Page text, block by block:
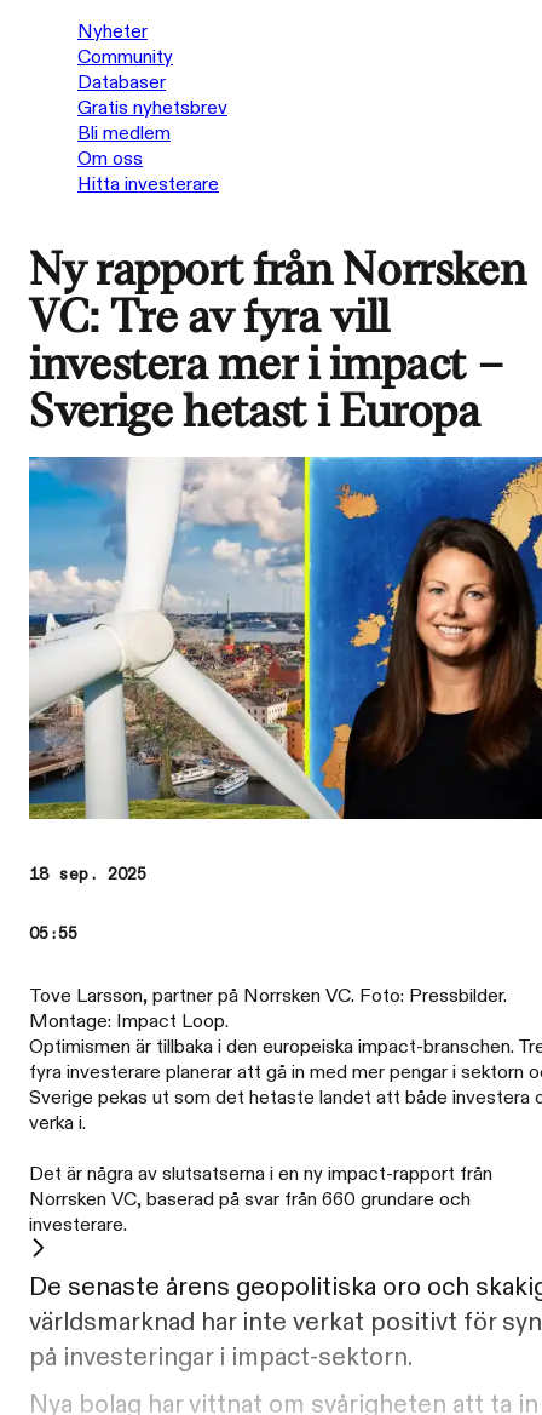
Nyheter
Community
Databaser
Gratis nyhetsbrev
Bli medlem
Om oss
Hitta investerare
Ny rapport från Norrsken
VC: Tre av fyra vill
investera mer i impact –
Sverige hetast i Europa
18 sep. 2025
05:55
Tove Larsson, partner på Norrsken VC. Foto: Pressbilder.
Montage: Impact Loop.
Optimismen är tillbaka i den europeiska impact-branschen.
fyra investerare planerar att gå in med mer pengar i sektorn
Sverige pekas ut som det hetaste landet att både investera
verka i.
Det är några av slutsatserna i en ny impact-rapport från
Norrsken VC, baserad på svar från 660 grundare och
investerare.
De senaste årens geopolitiska oro och
världsmarknad har inte verkat positivt för
på investeringar i impact-sektorn.
Nya bolag har vittnat om svårigheten att ta in